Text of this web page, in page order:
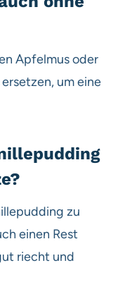
Apfelmus oder
um eine
zu
einen Rest
riecht und